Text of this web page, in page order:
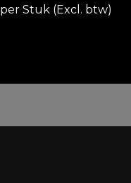
per Stuk (Excl. btw)